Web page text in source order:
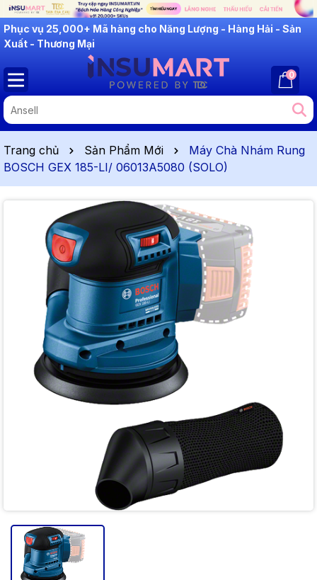
INSUMART: Lắng Nghe - Thấu Hiểu - Cải Tiến
0
Trang chủ Sản Phẩm Mới
Máy Chà Nhám Rung
BOSCH GEX 185-LI/ 06013A5080 (SOLO)